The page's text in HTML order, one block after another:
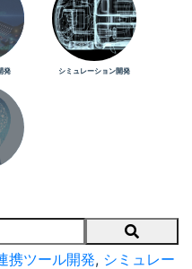
発 シミュレーション開発
Search
携ツール開発, シミュレー